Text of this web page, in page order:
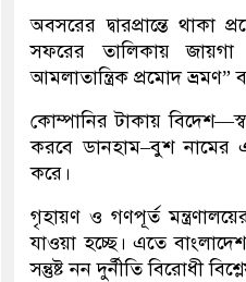
অবসরের দ্বারপ্রান্তে থাকা
সফরের তালিকায় জায়গা
আমলাতান্ত্রিক প্রমোদ ভ্রমণ”
কোম্পানির টাকায়
করবে ডানহাম–বুশ নামের
করে।
গৃহায়ণ ও গণপূর্ত
যাওয়া হচ্ছে। এতে
সন্তুষ্ট নন দুর্নীতি বিরোধী